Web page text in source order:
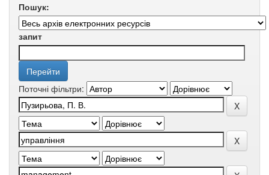
Пошук:
запит
Поточні фільтри: